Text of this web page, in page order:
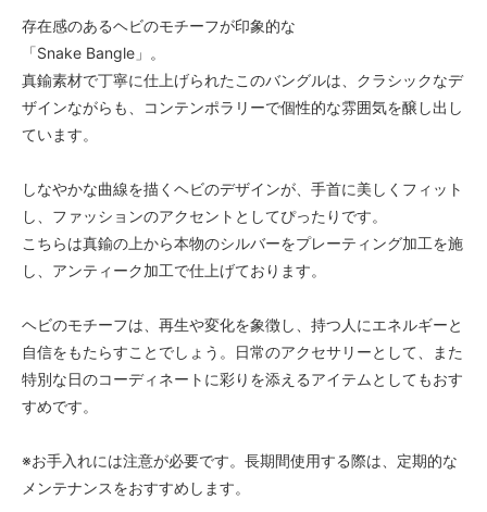
存在感のあるヘビのモチーフが印象的な
「Snake Bangle」。
真鍮素材で丁寧に仕上げられたこのバングルは、クラシックなデ
ザインながらも、コンテンポラリーで個性的な雰囲気を醸し出し
ています。
しなやかな曲線を描くヘビのデザインが、手首に美しくフィット
し、ファッションのアクセントとしてぴったりです。
こちらは真鍮の上から本物のシルバーをプレーティング加工を施
し、アンティーク加工で仕上げております。
ヘビのモチーフは、再生や変化を象徴し、持つ人にエネルギーと
自信をもたらすことでしょう。日常のアクセサリーとして、また
特別な日のコーディネートに彩りを添えるアイテムとしてもおす
すめです。
※お手入れには注意が必要です。長期間使用する際は、定期的な
メンテナンスをおすすめします。